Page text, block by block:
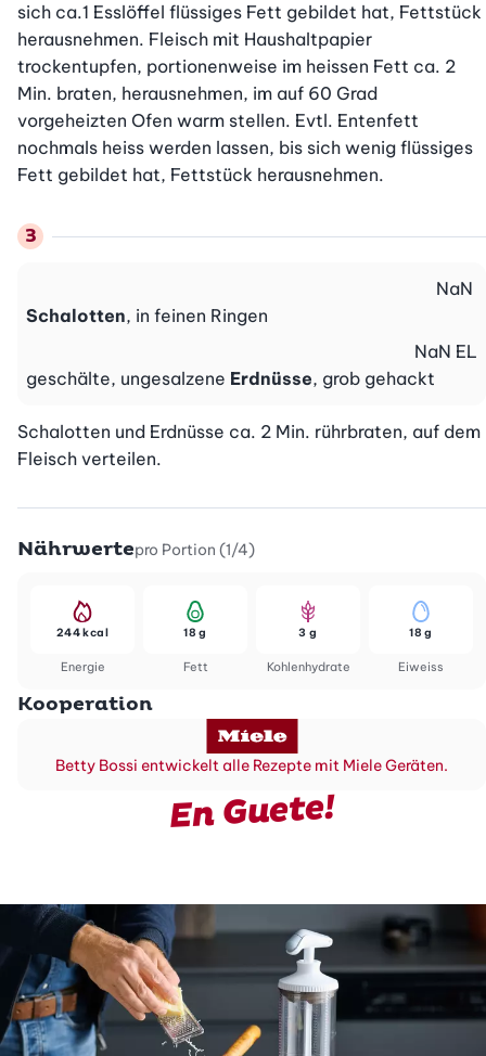
sich ca.1 Esslöffel flüssiges Fett gebildet hat, Fettstück
herausnehmen. Fleisch mit Haushaltpapier
trockentupfen, portionenweise im heissen Fett ca. 2
Min. braten, herausnehmen, im auf 60 Grad
vorgeheizten Ofen warm stellen. Evtl. Entenfett
nochmals heiss werden lassen, bis sich wenig flüssiges
Fett gebildet hat, Fettstück herausnehmen.
Schalotten, in feinen Ringen
NaN
geschälte, ungesalzene Erdnüsse, grob gehackt
NaN EL
Schalotten und Erdnüsse ca. 2 Min. rührbraten, auf dem
Fleisch verteilen.
Nährwertepro Portion (1/4)
Energie
244 kcal
Fett
18 g
Kohlenhydrate
3 g
Eiweiss
18 g
Kooperation
Betty Bossi entwickelt alle Rezepte mit Miele Geräten.
En Guete!